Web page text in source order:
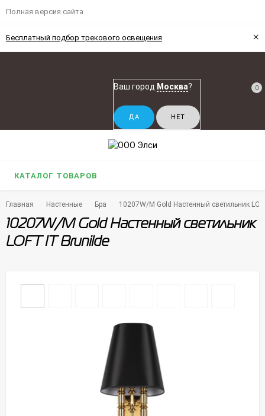
Полная версия сайта
Бесплатный подбор трекового освещения ×
Ваш город Москва? 0
КАТАЛОГ ТОВАРОВ
Главная Настенные Бра 10207W/M Gold Настенный светильник
10207W/M Gold Настенный светильник
LOFT IT Brunilde